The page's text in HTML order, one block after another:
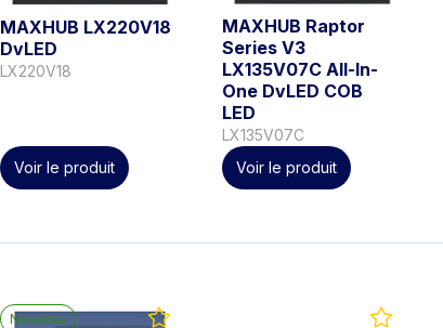
MAXHUB LX220V18
DvLED
LX220V18
Voir le produit
MAXHUB Raptor
Series V3
LX135V07C All-In-
One DvLED COB
LED
LX135V07C
Voir le produit
Nouveau